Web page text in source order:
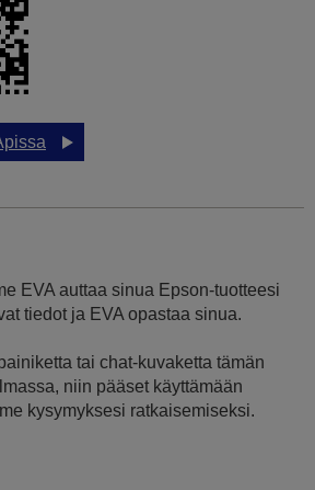
EVA auttaa sinua Epson-tuotteesi
tiedot ja EVA opastaa sinua.
tai chat-kuvaketta tämän
niin pääset käyttämään
kysymyksesi ratkaisemiseksi.